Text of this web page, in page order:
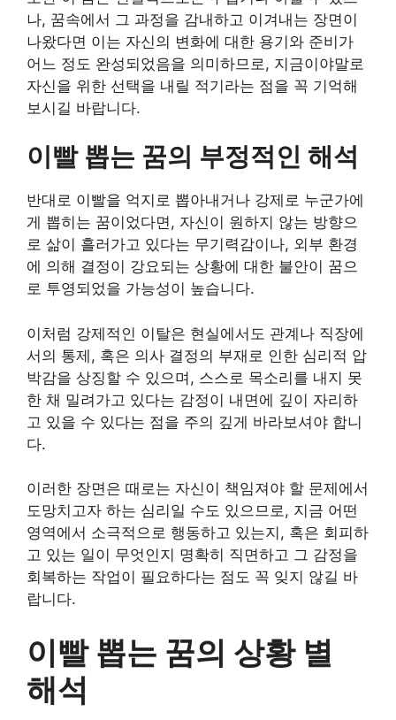
나, 꿈속에서 그 과정을 감내하고 이겨내는 장면이
나왔다면 이는 자신의 변화에 대한 용기와 준비가
어느 정도 완성되었음을 의미하므로, 지금이야말로
자신을 위한 선택을 내릴 적기라는 점을 꼭 기억해
보시길 바랍니다.
이빨 뽑는 꿈의 부정적인 해석
반대로 이빨을 억지로 뽑아내거나 강제로 누군가에
게 뽑히는 꿈이었다면, 자신이 원하지 않는 방향으
로 삶이 흘러가고 있다는 무기력감이나, 외부 환경
에 의해 결정이 강요되는 상황에 대한 불안이 꿈으
로 투영되었을 가능성이 높습니다.
이처럼 강제적인 이탈은 현실에서도 관계나 직장에
서의 통제, 혹은 의사 결정의 부재로 인한 심리적 압
박감을 상징할 수 있으며, 스스로 목소리를 내지 못
한 채 밀려가고 있다는 감정이 내면에 깊이 자리하
고 있을 수 있다는 점을 주의 깊게 바라보셔야 합니
다.
이러한 장면은 때로는 자신이 책임져야 할 문제에서
도망치고자 하는 심리일 수도 있으므로, 지금 어떤
영역에서 소극적으로 행동하고 있는지, 혹은 회피하
고 있는 일이 무엇인지 명확히 직면하고 그 감정을
회복하는 작업이 필요하다는 점도 꼭 잊지 않길 바
랍니다.
이빨 뽑는 꿈의 상황 별
해석